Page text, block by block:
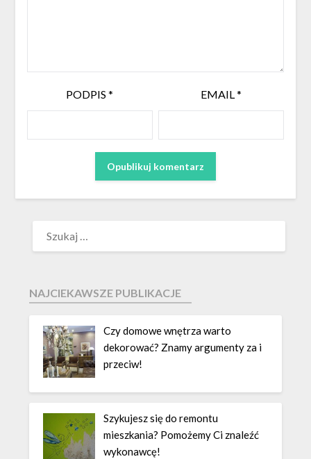
PODPIS* EMAIL*
NAJCIEKAWSZE PUBLIKACJE
Czy domowe wnętrza warto
dekorować? Znamy argumenty za i
przeciw!
Szykujesz się do remontu
mieszkania? Pomożemy Ci znaleźć
wykonawcę!